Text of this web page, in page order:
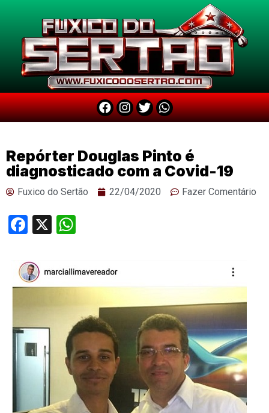
Repórter Douglas Pinto é
diagnosticado com a Covid-19
Fuxico do Sertão 22/04/2020 Fazer Comentário
Facebook
X